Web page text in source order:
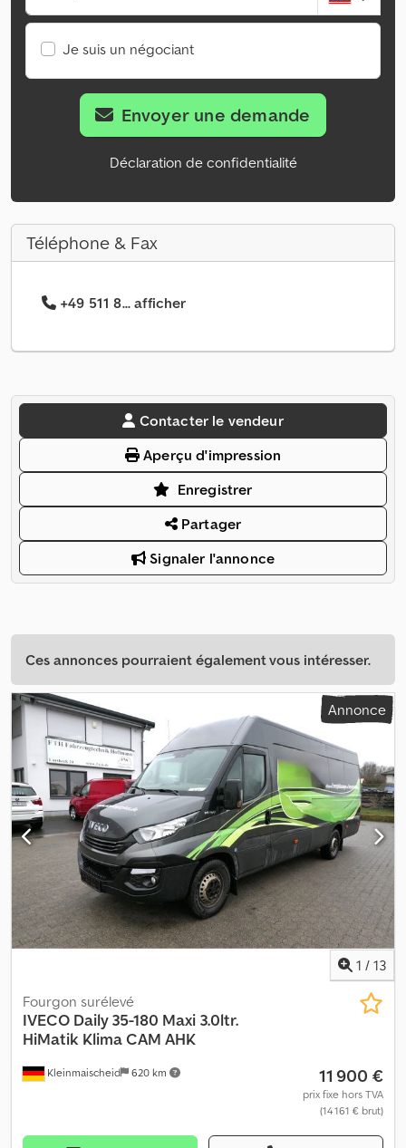
Je suis un négociant
Envoyer une demande
Déclaration de confidentialité
Téléphone & Fax
+49 511 8... afficher
Contacter le vendeur
Aperçu d'impression
Enregistrer
Partager
Signaler l'annonce
Ces annonces pourraient également vous intéresser.
Annonce
1 / 13
Kleinmaischeid 620 km
Fourgon surélevé
IVECO Daily 35-180 Maxi 3.0ltr.
HiMatik Klima CAM AHK
11 900 €
prix fixe hors TVA
(14 161 € brut)